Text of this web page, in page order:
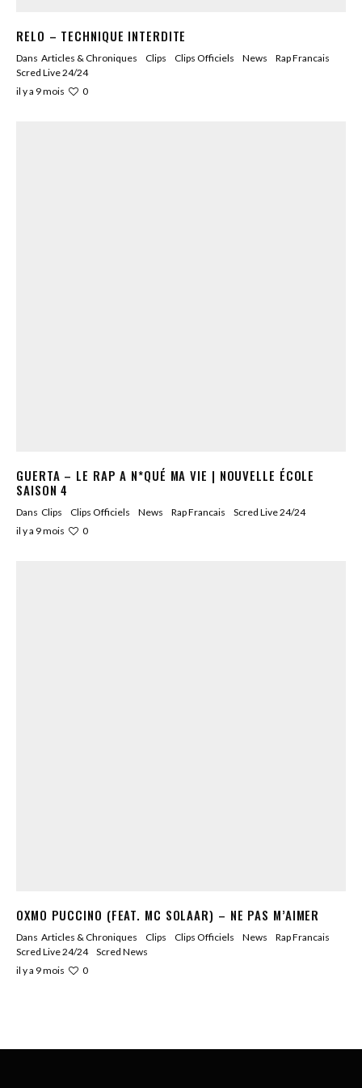
RELO – TECHNIQUE INTERDITE
Dans Articles & Chroniques Clips Clips Officiels News
Rap Francais
Scred Live 24/24
il y a 9 mois
0
GUERTA – LE RAP A N*QUÉ MA VIE | NOUVELLE ÉCOLE
SAISON 4
Dans Clips Clips Officiels News Rap Francais
Scred Live 24/24
il y a 9 mois
0
OXMO PUCCINO (FEAT. MC SOLAAR) – NE PAS M’AIMER
Dans Articles & Chroniques Clips Clips Officiels News
Rap Francais
Scred Live 24/24
Scred News
il y a 9 mois
0